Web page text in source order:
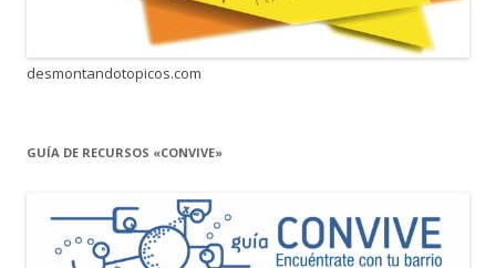
desmontandotopicos.com
GUÍA DE RECURSOS «CONVIVE»